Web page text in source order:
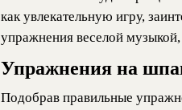
как увлекательную игру,
упражнения веселой музыкой,
Упражнения на
Подобрав правильные